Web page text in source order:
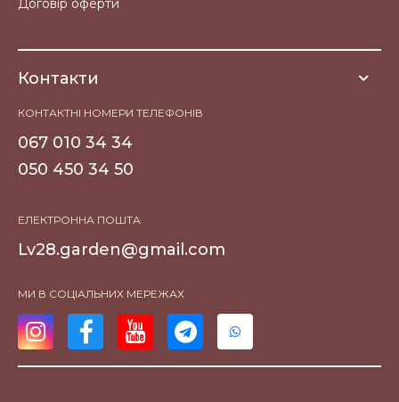
Договір оферти
Контакти
КОНТАКТНІ НОМЕРИ ТЕЛЕФОНІВ
067 010 34 34
050 450 34 50
ЕЛЕКТРОННА ПОШТА
Lv28.garden@gmail.com
МИ В СОЦІАЛЬНИХ МЕРЕЖАХ